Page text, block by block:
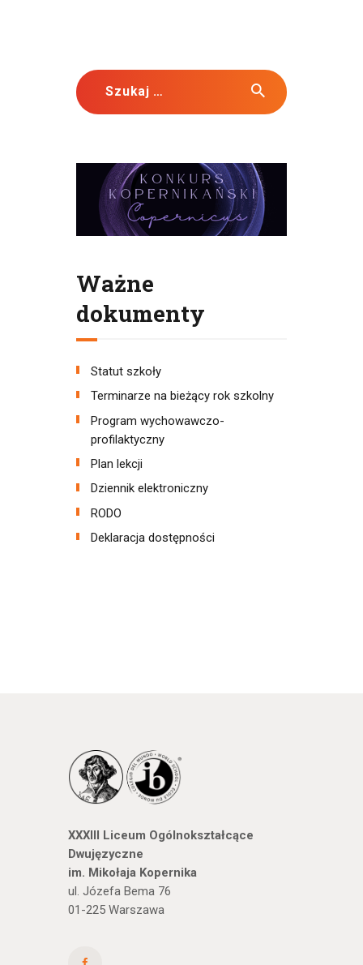
Szukaj:
Ważne
dokumenty
Statut szkoły
Terminarze na bieżący rok szkolny
Program wychowawczo-
profilaktyczny
Plan lekcji
Dziennik elektroniczny
RODO
Deklaracja dostępności
XXXIII Liceum Ogólnokształcące
Dwujęzyczne
im. Mikołaja Kopernika
ul. Józefa Bema 76
01-225 Warszawa